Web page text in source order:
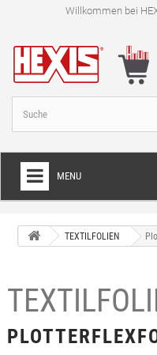
Willkommen bei
MENU
FOLIEN FÜR VOLLVERKLEBUNGEN
SPEZIALFOLIEN
LAMINIERFOLIEN
TEXTILFOLIEN